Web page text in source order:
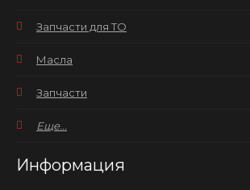
Запчасти для ТО
Масла
Запчасти
Еще...
Информация